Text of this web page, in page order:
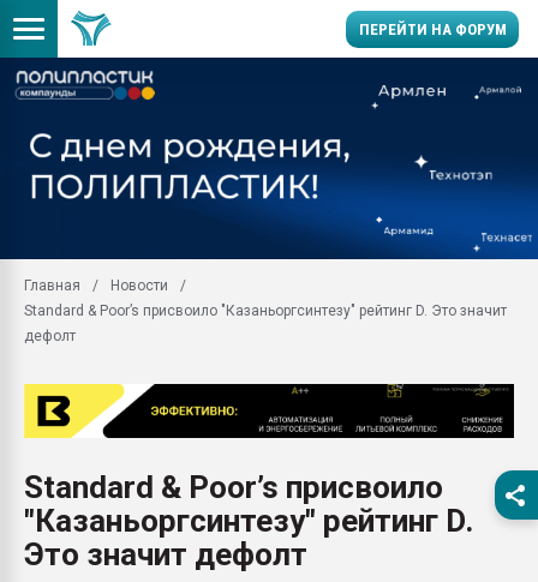
ПЕРЕЙТИ НА ФОРУМ
заводу пластмасс"
28.07.2026
первый план в
28.07.2026
ситуацией на
Главная
Новости
Standard & Poor’s присвоило "Казаньоргсинтезу" рейтинг D. Это значит
дефолт
Standard & Poor’s присвоило
"Казаньоргсинтезу" рейтинг D.
Это значит дефолт